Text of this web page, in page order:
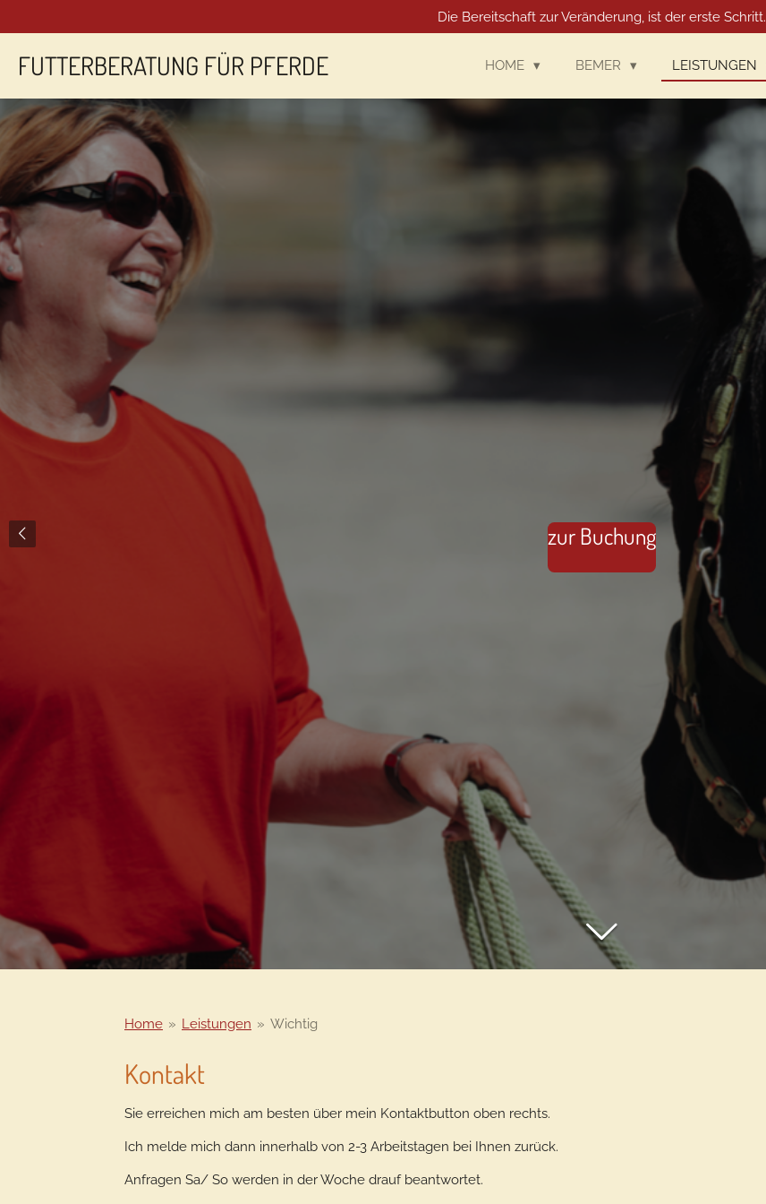
Hauptinhalt
springen
Die Bereitschaft zur Veränderung, ist der erste Schritt.
FUTTERBERATUNG FÜR PFERDE HOME BEMER LEISTUNGEN
zur Buchung
Home » Leistungen » Wichtig
Kontakt
Sie erreichen mich am besten über mein Kontaktbutton oben rechts.
Ich melde mich dann innerhalb von 2-3 Arbeitstagen bei Ihnen zurück.
Anfragen Sa/ So werden in der Woche drauf beantwortet.